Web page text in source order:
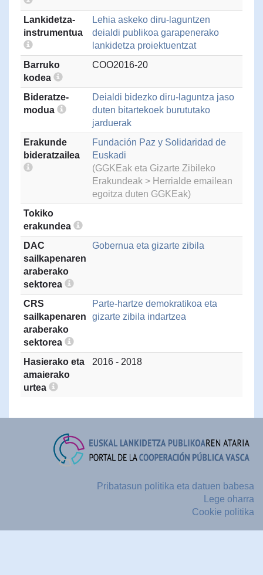
Lankidetza-
instrumentua
Lehia askeko diru-laguntzen
deialdi publikoa garapenerako
lankidetza proiektuentzat
Barruko
kodea
COO2016-20
Bideratze-
modua
Deialdi bidezko diru-laguntza jaso
duten bitartekoek burututako
jarduerak
Erakunde
bideratzailea
Fundación Paz y Solidaridad de
Euskadi
(GGKEak eta Gizarte Zibileko
Erakundeak > Herrialde emailean
egoitza duten GGKEak)
Tokiko
erakundea
DAC
sailkapenaren
araberako
sektorea
Gobernua eta gizarte zibila
CRS
sailkapenaren
araberako
sektorea
Parte-hartze demokratikoa eta
gizarte zibila indartzea
Hasierako eta
amaierako
urtea
2016 - 2018
Pribatasun politika eta datuen babesa
Lege oharra
Cookie politika